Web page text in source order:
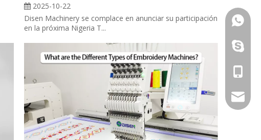
2025-10-22
Disen Machinery se complace en anunciar su participación
en la próxima Nigeria T...
+86-
+86-